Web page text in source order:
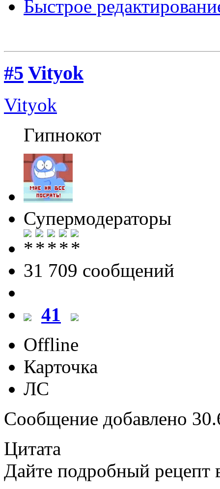
Быстрое
#5 Vityok
Vityok
Гипнокот
Супермодераторы
31 709 cообщений
41
Offline
Карточка
ЛС
Сообщение добавлено
Цитата
Дайте подробный рецепт